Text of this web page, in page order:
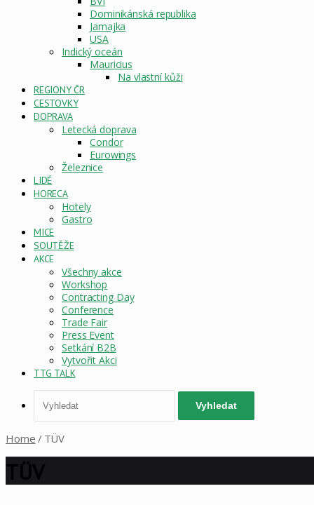
Dominikánská republika
Jamajka
USA
Indický oceán
Mauricius
Na vlastní kůži
REGIONY ČR
CESTOVKY
DOPRAVA
Letecká doprava
Condor
Eurowings
Železnice
LIDÉ
HORECA
Hotely
Gastro
MICE
SOUTĚŽE
AKCE
Všechny akce
Workshop
Contracting Day
Conference
Trade Fair
Press Event
Setkání B2B
Vytvořit Akci
TTG TALK
Vyhledat
Home / TÜV
TÜV